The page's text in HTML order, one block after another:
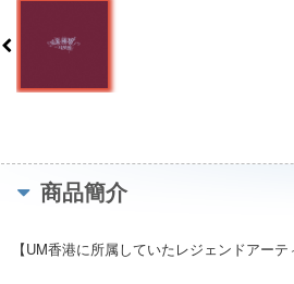
商品簡介
【UM香港に所属していたレジェンドアーテ